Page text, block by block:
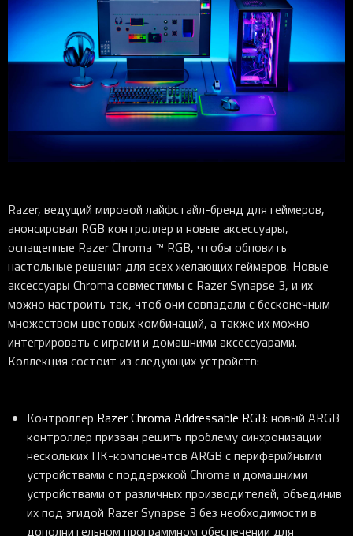
Рюкзаки
Аксессуары
Новинки
Pro Click
Аксессуары для мышей
Игровые мыши
Tartarus
Аксессуары для клавиатур
Все клавиатуры
Hammerhead
Аксессуары для аудио
Все аудио для ПК
Wireless Control Pod
Kraken Kitty
Kiyo
Контроллеры
Освещение
Все устройства
Goliathus
Firefly
HyperFlux V2
Strider
Gigantus
Pro Click V2
Pro Click V2 Vertical
Pro Type Ergo
Pro Type
Pro Glide XXL
Аксессуары
Коллаборации
Софт
Synapse 4
Chroma™ RGB
Synapse 2 Legacy
Virtual Ring Light
Razer Axon
Streamer Companion App
Cortex
iOS-приложения
Киберспорт
Игровые ивенты
Razer, ведущий мировой лайфстайл-бренд для геймеров,
анонсировал RGB контроллер и новые аксессуары,
оснащенные Razer Chroma ™ RGB, чтобы обновить
настольные решения для всех желающих геймеров. Новые
аксессуары Chroma совместимы с Razer Synapse 3, и их
можно настроить так, чтоб они совпадали с бесконечным
множеством цветовых комбинаций, а также их можно
интегрировать с играми и домашними аксессуарами.
Коллекция состоит из следующих устройств:
Контроллер Razer Chroma Addressable RGB: новый ARGB
контроллер призван решить проблему синхронизации
нескольких ПК-компонентов ARGB с периферийными
устройствами с поддержкой Chroma и домашними
устройствами от различных производителей, объединив
их под эгидой Razer Synapse 3 без необходимости в
дополнительном программном обеспечении для